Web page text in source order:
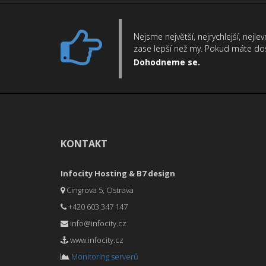
Nejsme největší, nejrychlejší,
zase lepší než my. Pokud máte
Dohodneme se.
KONTAKT
Infocity Hosting & B7 design
Cingrova 5, Ostrava
+420 603 347 147
info@infocity.cz
www.infocity.cz
Monitoring serverů